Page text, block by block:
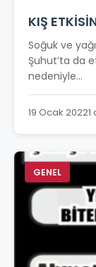
KIŞ
Soğuk ve
Şuhut’ta da
nedeniyle...
19 Ocak 20221
GENEL